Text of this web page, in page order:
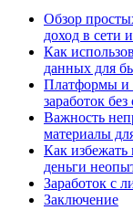
Обзор
доход в сети
Как
данных для
Платформы и
заработок
Важность
материалы
Как
деньги
Заработок с
Заключение